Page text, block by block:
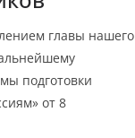
главы нашего
подготовки
от 8